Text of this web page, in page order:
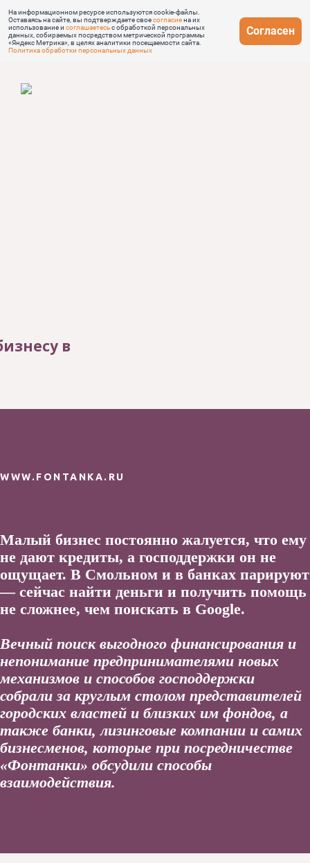
На информационном ресурсе используются cookie-файлы.
Оставаясь на сайте, вы подтверждаете своесогласиена их
использование и соглашаетесьс обработкой персональных
данных, собираемых посредством метрической программы
«Яндекс Метрика», в целях аналитики посещаемости сайта.
Политика обработки персональных данных
Согласен
в
WWW.FONTANKA.RU
Малый бизнес постоянно жалуется, что ему
не дают кредиты, а господдержки он не
ощущает. В Смольном и в банках парируют
— сейчас найти деньги и получить помощь
не сложнее, чем поискать в Google.
Вечный поиск выгодного финансирования и
непонимание предпринимателями новых
механизмов и способов господдержки
собрали за круглым столом представителей
городских властей и близких им фондов, а
также банки, лизинговые компании и самих
бизнесменов, которые при посредничестве
«Фонтанки» обсудили способы
взаимодействия.